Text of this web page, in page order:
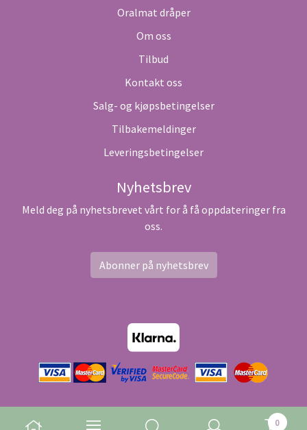
0
Oralmat dråper
Om oss
Tilbud
Kontakt oss
Salg- og kjøpsbetingelser
Tilbakemeldinger
Leveringsbetingelser
Nyhetsbrev
Meld deg på nyhetsbrevet vårt for å få oppdateringer fra
oss.
Abonner på nyhetsbrev